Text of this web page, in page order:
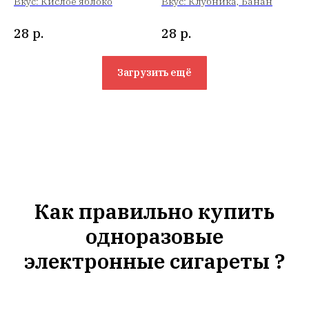
28 р. 28 р.
Загрузить ещё
Как правильно купить
одноразовые
электронные сигареты ?